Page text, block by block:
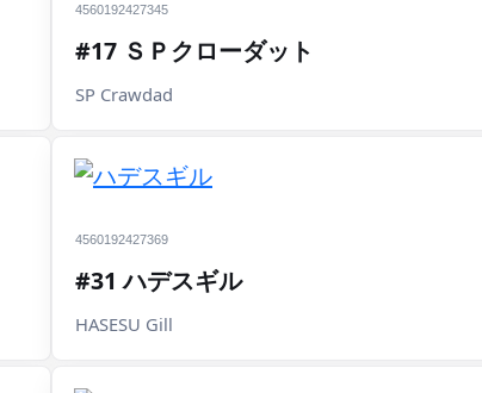
4560192427345
#17 ＳＰクローダット
SP Crawdad
4560192427369
#31 ハデスギル
HASESU Gill